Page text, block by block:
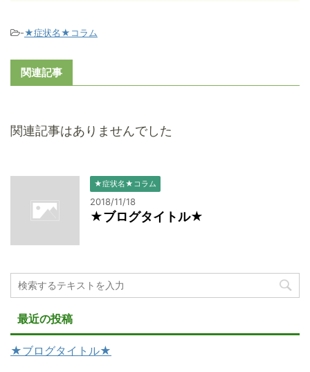
-★症状名★コラム
関連記事
関連記事はありませんでした
★症状名★コラム
2018/11/18
★ブログタイトル★
最近の投稿
★ブログタイトル★